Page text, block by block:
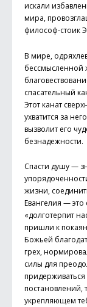
искали
мира,
философ-стоик
В мире,
бессмысленной
спасательный
Этот канат
ухватится за
вызволит его
безнадежности.
Спасти душу —
жизни,
Евангелия —
«долготерпит
пришли к
Божьей
грех,
силы для
постановлений,
укрепляющем